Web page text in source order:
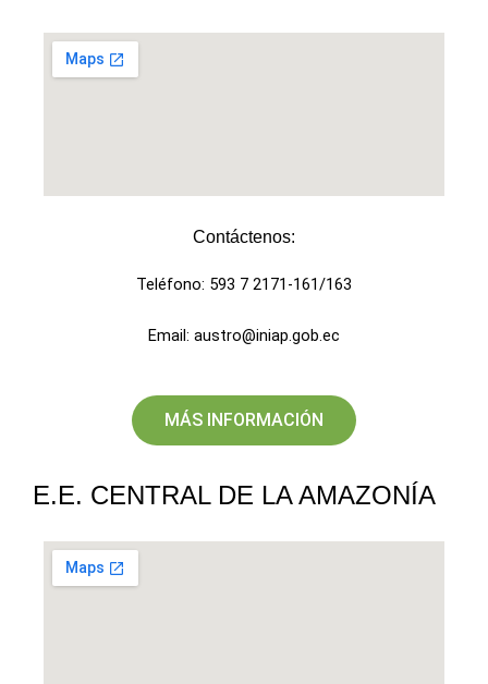
Contáctenos:
Teléfono: 593 7 2171-161/163
Email: austro@iniap.gob.ec
MÁS INFORMACIÓN
E.E. CENTRAL DE LA AMAZONÍA